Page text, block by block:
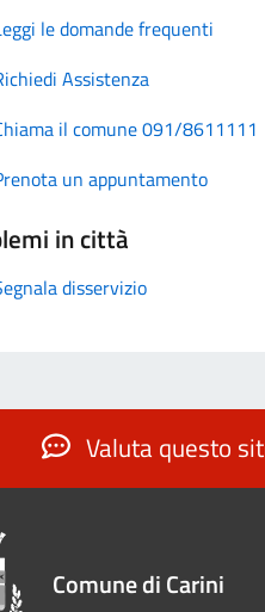
le domande frequenti
Assistenza
il comune 091/8611111
un appuntamento
in città
disservizio
Valuta questo
Comune di Carini